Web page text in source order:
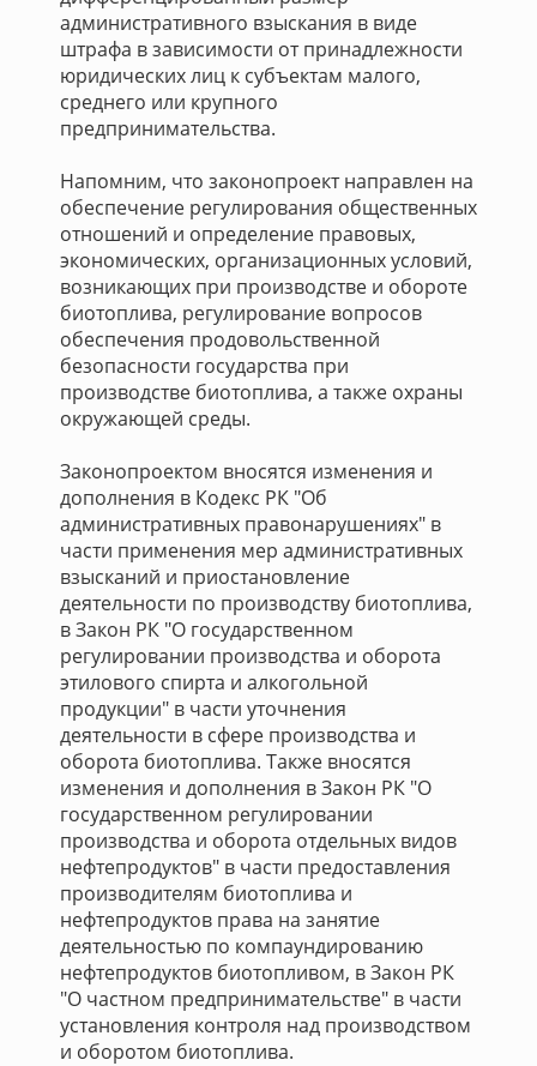
административного взыскания в виде
штрафа в зависимости от принадлежности
юридических лиц к субъектам малого,
среднего или крупного
предпринимательства.
Напомним, что законопроект направлен на
обеспечение регулирования общественных
отношений и определение правовых,
экономических, организационных условий,
возникающих при производстве и обороте
биотоплива, регулирование вопросов
обеспечения продовольственной
безопасности государства при
производстве биотоплива, а также охраны
окружающей среды.
Законопроектом вносятся изменения и
дополнения в Кодекс РК "Об
административных правонарушениях" в
части применения мер административных
взысканий и приостановление
деятельности по производству биотоплива,
в Закон РК "О государственном
регулировании производства и оборота
этилового спирта и алкогольной
продукции" в части уточнения
деятельности в сфере производства и
оборота биотоплива. Также вносятся
изменения и дополнения в Закон РК "О
государственном регулировании
производства и оборота отдельных видов
нефтепродуктов" в части предоставления
производителям биотоплива и
нефтепродуктов права на занятие
деятельностью по компаундированию
нефтепродуктов биотопливом, в Закон РК
"О частном предпринимательстве" в части
установления контроля над производством
и оборотом биотоплива.